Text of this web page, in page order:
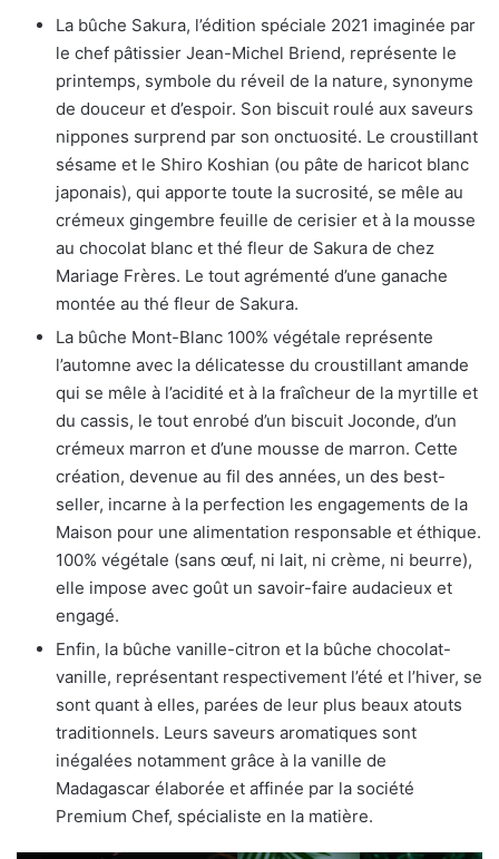
La bûche Sakura, l’édition spéciale 2021 imaginée par
le chef pâtissier Jean-Michel Briend, représente le
printemps, symbole du réveil de la nature, synonyme
de douceur et d’espoir. Son biscuit roulé aux saveurs
nippones surprend par son onctuosité. Le croustillant
sésame et le Shiro Koshian (ou pâte de haricot blanc
japonais), qui apporte toute la sucrosité, se mêle au
crémeux gingembre feuille de cerisier et à la mousse
au chocolat blanc et thé fleur de Sakura de chez
Mariage Frères. Le tout agrémenté d’une ganache
montée au thé fleur de Sakura.
La bûche Mont-Blanc 100% végétale représente
l’automne avec la délicatesse du croustillant amande
qui se mêle à l’acidité et à la fraîcheur de la myrtille et
du cassis, le tout enrobé d’un biscuit Joconde, d’un
crémeux marron et d’une mousse de marron. Cette
création, devenue au fil des années, un des best-
seller, incarne à la perfection les engagements de la
Maison pour une alimentation responsable et éthique.
100% végétale (sans œuf, ni lait, ni crème, ni beurre),
elle impose avec goût un savoir-faire audacieux et
engagé.
Enfin, la bûche vanille-citron et la bûche chocolat-
vanille, représentant respectivement l’été et l’hiver, se
sont quant à elles, parées de leur plus beaux atouts
traditionnels. Leurs saveurs aromatiques sont
inégalées notamment grâce à la vanille de
Madagascar élaborée et affinée par la société
Premium Chef, spécialiste en la matière.